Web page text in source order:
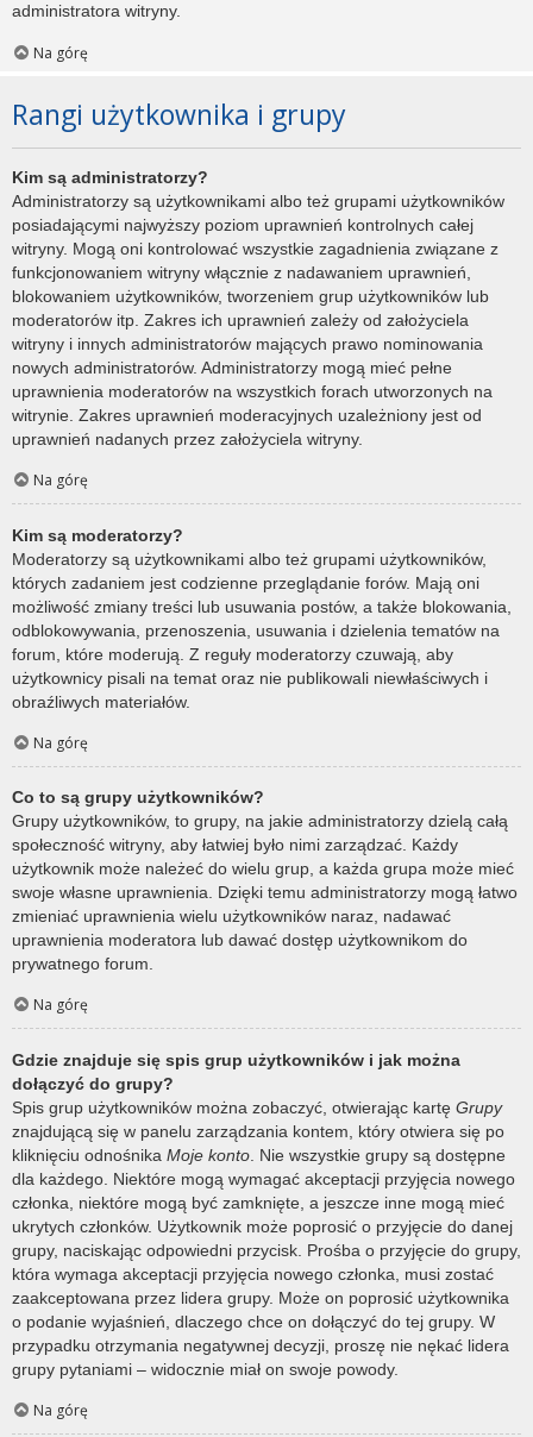
administratora witryny.
Na górę
Rangi użytkownika i grupy
Kim są administratorzy?
Administratorzy są użytkownikami albo też grupami użytkowników
posiadającymi najwyższy poziom uprawnień kontrolnych całej
witryny. Mogą oni kontrolować wszystkie zagadnienia związane z
funkcjonowaniem witryny włącznie z nadawaniem uprawnień,
blokowaniem użytkowników, tworzeniem grup użytkowników lub
moderatorów itp. Zakres ich uprawnień zależy od założyciela
witryny i innych administratorów mających prawo nominowania
nowych administratorów. Administratorzy mogą mieć pełne
uprawnienia moderatorów na wszystkich forach utworzonych na
witrynie. Zakres uprawnień moderacyjnych uzależniony jest od
uprawnień nadanych przez założyciela witryny.
Na górę
Kim są moderatorzy?
Moderatorzy są użytkownikami albo też grupami użytkowników,
których zadaniem jest codzienne przeglądanie forów. Mają oni
możliwość zmiany treści lub usuwania postów, a także blokowania,
odblokowywania, przenoszenia, usuwania i dzielenia tematów na
forum, które moderują. Z reguły moderatorzy czuwają, aby
użytkownicy pisali na temat oraz nie publikowali niewłaściwych i
obraźliwych materiałów.
Na górę
Co to są grupy użytkowników?
Grupy użytkowników, to grupy, na jakie administratorzy dzielą całą
społeczność witryny, aby łatwiej było nimi zarządzać. Każdy
użytkownik może należeć do wielu grup, a każda grupa może mieć
swoje własne uprawnienia. Dzięki temu administratorzy mogą łatwo
zmieniać uprawnienia wielu użytkowników naraz, nadawać
uprawnienia moderatora lub dawać dostęp użytkownikom do
prywatnego forum.
Na górę
Gdzie znajduje się spis grup użytkowników i jak można
dołączyć do grupy?
Spis grup użytkowników można zobaczyć, otwierając kartę Grupy
znajdującą się w panelu zarządzania kontem, który otwiera się po
kliknięciu odnośnika Moje konto . Nie wszystkie grupy są dostępne
dla każdego. Niektóre mogą wymagać akceptacji przyjęcia nowego
członka, niektóre mogą być zamknięte, a jeszcze inne mogą mieć
ukrytych członków. Użytkownik może poprosić o przyjęcie do danej
grupy, naciskając odpowiedni przycisk. Prośba o przyjęcie do grupy,
która wymaga akceptacji przyjęcia nowego członka, musi zostać
zaakceptowana przez lidera grupy. Może on poprosić użytkownika
o podanie wyjaśnień, dlaczego chce on dołączyć do tej grupy. W
przypadku otrzymania negatywnej decyzji, proszę nie nękać lidera
grupy pytaniami – widocznie miał on swoje powody.
Na górę